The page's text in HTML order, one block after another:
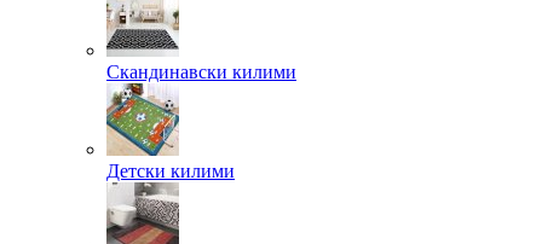
Скандинавски килими
Детски килими